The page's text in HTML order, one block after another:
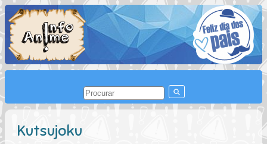
Kutsujoku